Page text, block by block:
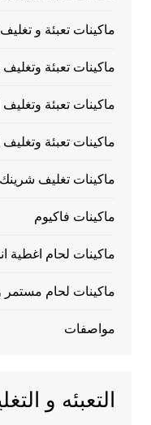
ماكينات تعبئة و
ماكينات تعبئة وتغليف
ماكينات تعبئة
ماكينات تعبئة
ماكينات تغليف شرينك
ماكينات فاكيوم
ماكينات لحام
ماكينات لحام مستمر
مواصفات
التعبئه و